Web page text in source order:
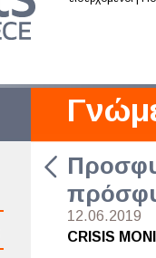
12.06.2019
CRISIS